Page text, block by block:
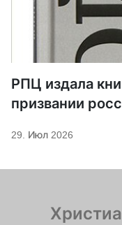
РПЦ издала
призвании
29. Июл 2026